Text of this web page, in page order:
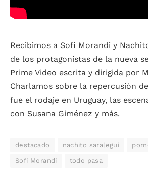
Recibimos a Sofi Morandi y
de los protagonistas de la nueva
Prime Video escrita y dirigida por
Charlamos sobre la repercusión
fue el rodaje en Uruguay, las
con Susana Giménez y más.
destacado nachito saralegui
Sofi Morandi todo pasa